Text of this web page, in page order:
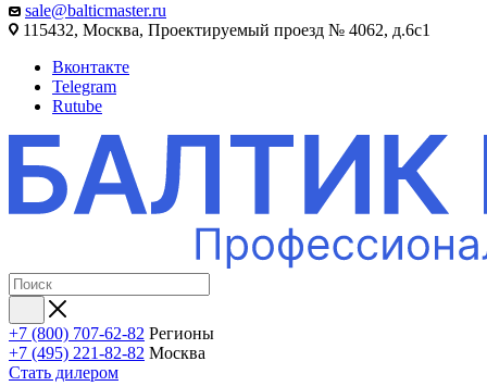
sale@balticmaster.ru
115432, Москва, Проектируемый проезд № 4062, д.6с1
Вконтакте
Telegram
Rutube
+7 (800) 707-62-82 Регионы
+7 (495) 221-82-82 Москва
Стать дилером